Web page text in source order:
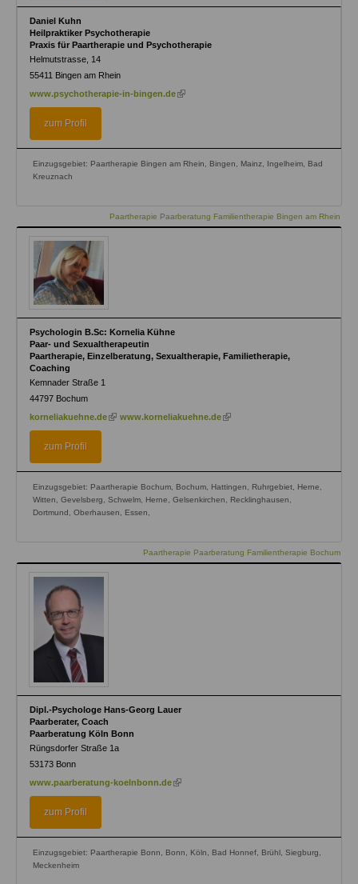
Daniel Kuhn
Heilpraktiker Psychotherapie
Praxis für Paartherapie und Psychotherapie
Helmutstrasse, 14
55411
Bingen am Rhein
www.psychotherapie-in-bingen.de (link
zum Profil
Einzugsgebiet: Paartherapie Bingen am Rhein, Bingen, Mainz, Ingelheim, Bad
Kreuznach
Paartherapie Paarberatung Familientherapie Bingen am Rhein
Psychologin B.Sc: Kornelia Kühne
Paar- und Sexualtherapeutin
Paartherapie, Einzelberatung, Sexualtherapie, Familietherapie,
Coaching
Kemnader Straße 1
44797 Bochum
korneliakuehne.de (linkwww.korneliakuehne.de (link
zum Profil
Einzugsgebiet: Paartherapie Bochum, Bochum, Hattingen, Ruhrgebiet, Herne,
Witten, Gevelsberg, Schwelm, Herne, Gelsenkirchen, Recklinghausen,
Dortmund, Oberhausen, Essen,
Paartherapie Paarberatung Familientherapie Bochum
Dipl.-Psychologe Hans-Georg Lauer
Paarberater, Coach
Paarberatung Köln Bonn
Rüngsdorfer Straße 1a
53173 Bonn
www.paarberatung-koelnbonn.de (link
zum Profil
Einzugsgebiet: Paartherapie Bonn, Bonn, Köln, Bad Honnef, Brühl, Siegburg,
Meckenheim